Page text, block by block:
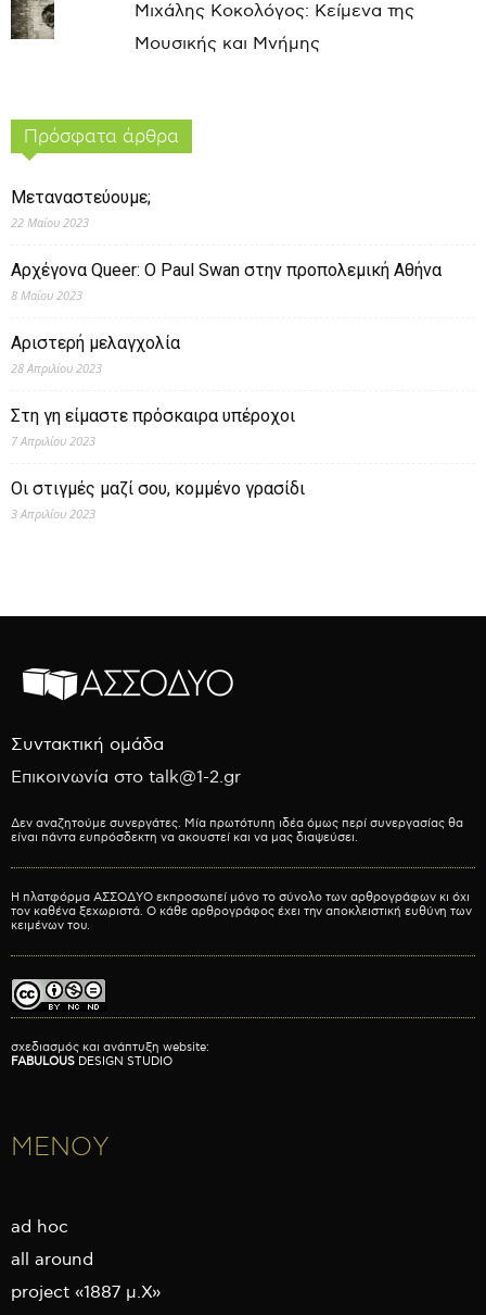
Μιχάλης Κοκολόγος: Κείμενα της
Μουσικής και Μνήμης
Πρόσφατα άρθρα
Μεταναστεύουμε;
22 Μαΐου 2023
Αρχέγονα Queer: O Paul Swan στην προπολεμική Αθήνα
8 Μαΐου 2023
Αριστερή μελαγχολία
28 Απριλίου 2023
Στη γη είμαστε πρόσκαιρα υπέροχοι
7 Απριλίου 2023
Οι στιγμές μαζί σου, κομμένο γρασίδι
3 Απριλίου 2023
Συντακτική ομάδα
Επικοινωνία στο talk@1-2.gr
Δεν αναζητούμε συνεργάτες. Μία πρωτότυπη ιδέα όμως περί συνεργασίας θα
είναι πάντα ευπρόσδεκτη να ακουστεί και να μας διαψεύσει.
Η πλατφόρμα ΑΣΣΟΔΥΟ εκπροσωπεί μόνο το σύνολο των αρθρογράφων κι όχι
τον καθένα ξεχωριστά. Ο κάθε αρθρογράφος έχει την αποκλειστική ευθύνη των
κειμένων του.
σχεδιασμός και ανάπτυξη website:
FABULOUS DESIGN STUDIO
ΜΕΝΟΥ
ad hoc
all around
project «1887 μ.Χ»